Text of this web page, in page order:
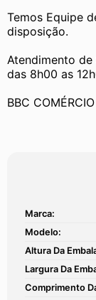
Temos Equipe
disposição.
Atendimento de
das 8h00 as
BBC
Marca:
Modelo:
Altura Da
Largura Da
Comprimento